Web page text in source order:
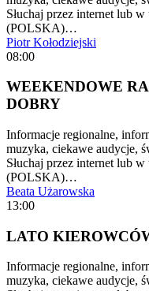
Słuchaj przez internet lub
(POLSKA)…
Piotr Kołodziejski
08:00
WEEKENDOWE
DOBRY
Informacje regionalne,
muzyka, ciekawe audycje,
Słuchaj przez internet lub
(POLSKA)…
Beata Użarowska
13:00
LATO
Informacje regionalne,
muzyka, ciekawe audycje,